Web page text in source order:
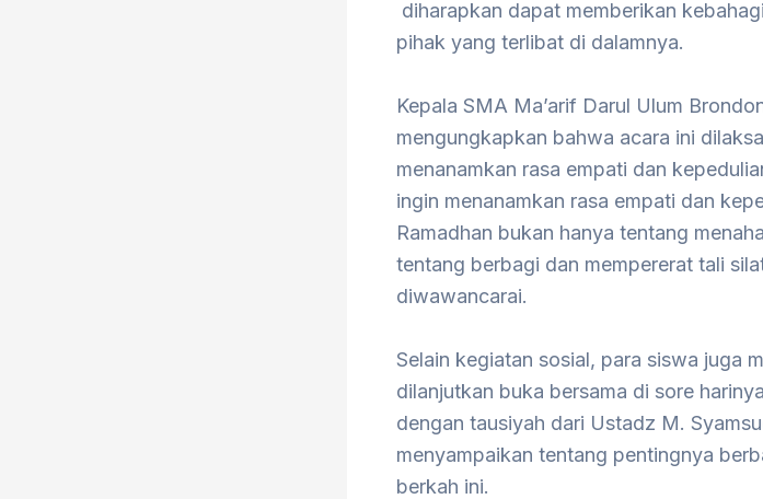
diharapkan dapat memberikan
pihak yang terlibat di dalamnya.
Kepala SMA Ma’arif Darul Ulum
mengungkapkan bahwa acara ini
menanamkan rasa empati dan
ingin menanamkan rasa empati dan
Ramadhan bukan hanya tentang
tentang berbagi dan mempererat tali
diwawancarai.
Selain kegiatan sosial, para siswa juga
dilanjutkan buka bersama di sore
dengan tausiyah dari Ustadz M.
menyampaikan tentang pentingnya
berkah ini.